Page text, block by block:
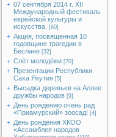
07 сентября 2014 г. XII
Международный фестиваль
еврейской культуры и
искусства.
[60]
Акция, посвященная 10
годовщине трагедии в
Беслане [32]
Слёт молодёжи [70]
Презентации Республики
Саха Якутия [5]
Высадка деревьев на Аллее
дружбы народов [9]
День рождению очень рад
«Приамурский» зоосад! [4]
День рождения ХКОО
«Ассамблея народов